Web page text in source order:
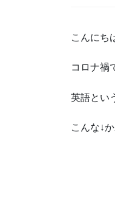
こんにち
コロナ禍
英語とい
こんな↓